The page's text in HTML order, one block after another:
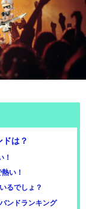
は？
！
い！
るでしょ？
ンドランキング